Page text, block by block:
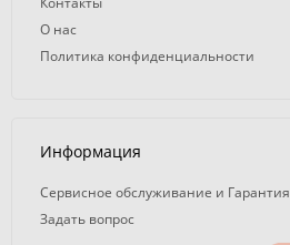
О нас
Политика конфиденциальности
Информация
Сервисное обслуживание и Гарантия
Задать вопрос